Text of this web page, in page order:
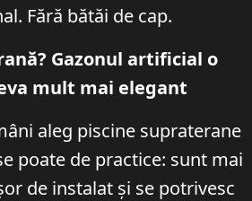
Fără bătăi de cap.
Gazonul artificial o
mult mai elegant
aleg piscine supraterane
poate de practice: sunt mai
de instalat și se potrivesc